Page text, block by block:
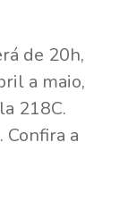
de 20h,
a maio,
218C.
a